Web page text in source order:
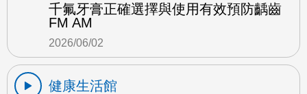
千氟牙膏正確選擇與使用有效預防齲齒
FM AM
2026/06/02
健康生活館